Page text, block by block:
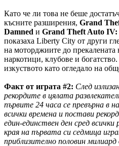
Като че ли това не беше
късните разширения, Grand
Damned и Grand Theft Auto IV:
показаха Liberty City от други
на моторджиите до
наркотици, клубове и
изкуството като огледало на
Факт от играта #2: След
рекордите в цялата
първите 24 часа се превърна в
всички времена и постави
един-единствен ден сред
края на първата си седмица
приблизително половин милиард